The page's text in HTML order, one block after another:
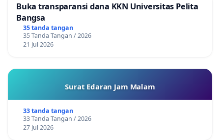
Buka transparansi dana KKN Universitas Pelita
Bangsa
35 tanda tangan
35 Tanda Tangan / 2026
21 Jul 2026
Surat Edaran Jam Malam
33 tanda tangan
33 Tanda Tangan / 2026
27 Jul 2026